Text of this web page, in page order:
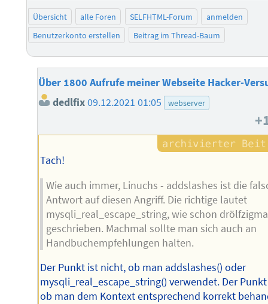
Übersicht alle Foren SELFHTML-Forum
anmelden
Benutzerkonto erstellen
Beitrag im Thread-Baum
Über 1800 Aufrufe meiner Webseite Hacker-
dedlfix09.12.2021 01:05 webserver
Tach!
Wie auch immer, Linuchs - addslashes ist die
Antwort auf diesen Angriff. Die richtige lautet
mysqli_real_escape_string, wie schon
geschrieben. Machmal sollte man sich auch an
Handbuchempfehlungen halten.
Der Punkt ist nicht, ob man addslashes() oder
mysqli_real_escape_string() verwendet. Der
ob man dem Kontext entsprechend korrekt